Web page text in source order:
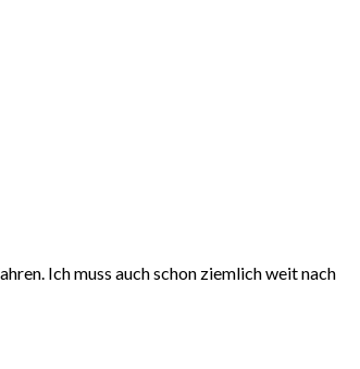
Ich muss auch schon ziemlich weit nach